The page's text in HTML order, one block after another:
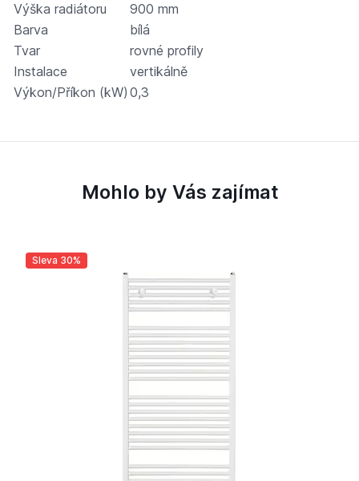
Výška radiátoru
900 mm
Barva
bílá
Tvar
rovné profily
Instalace
vertikálně
Výkon/Příkon (kW) 0,3
Mohlo by Vás zajímat
Sleva 30%